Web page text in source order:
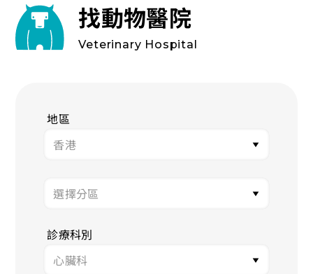
找動物醫院
Veterinary Hospital
地區
診療科別